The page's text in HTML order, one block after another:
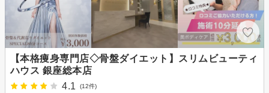
【本格痩身専門店◇骨盤ダイエット】スリムビューティ
ハウス 銀座総本店
4.1
(12件)